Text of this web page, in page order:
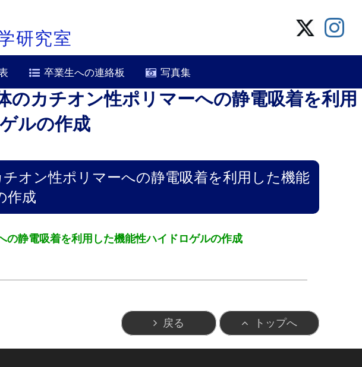
研究室
卒業生への連絡板 写真集
カチオン性ポリマーへの静電吸着を利用
ルの作成
オン性ポリマーへの静電吸着を利用した機能
作成
静電吸着を利用した機能性ハイドロゲルの作成
戻る トップへ